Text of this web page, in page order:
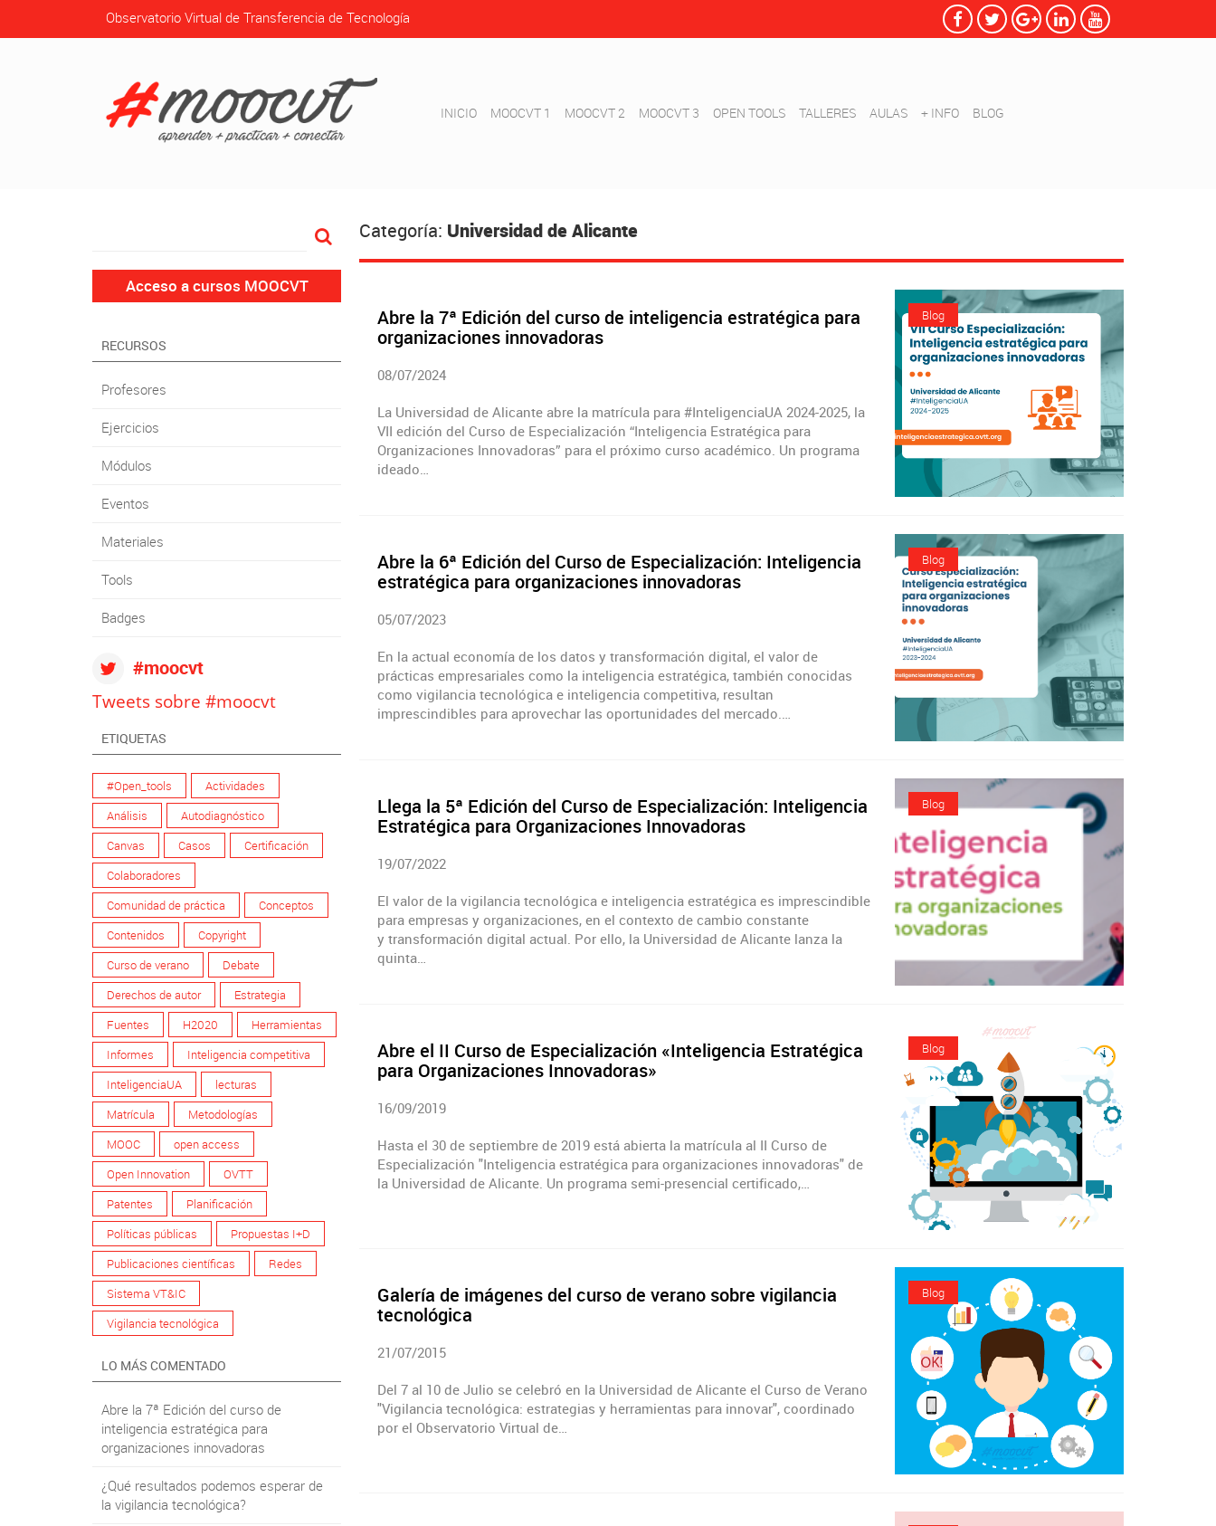
Observatorio Virtual de Transferencia de Tecnología
INICIO MOOCVT 1 MOOCVT 2 MOOCVT 3 OPEN TOOLS TALLERES AULAS + INFO BLOG
Acceso a cursos MOOCVT
RECURSOS
Profesores
Ejercicios
Módulos
Eventos
Materiales
Tools
Badges
#moocvt
Tweets sobre #moocvt
ETIQUETAS
#Open_tools
Actividades
Análisis
Autodiagnóstico
Canvas
Casos
Certificación
Colaboradores
Comunidad de práctica
Conceptos
Contenidos
Copyright
Curso de verano
Debate
Derechos de autor
Estrategia
Fuentes
H2020
Herramientas
Informes
Inteligencia competitiva
InteligenciaUA
lecturas
Matrícula
Metodologías
MOOC
open access
Open Innovation
OVTT
Patentes
Planificación
Políticas públicas
Propuestas I+D
Publicaciones científicas
Redes
Sistema VT&IC
Vigilancia tecnológica
LO MÁS COMENTADO
Abre la 7ª Edición del curso de
inteligencia estratégica para
organizaciones innovadoras
¿Qué resultados podemos esperar de
la vigilancia tecnológica?
Categoría: Universidad de Alicante
Abre la 7ª Edición del curso de inteligencia estratégica para
organizaciones innovadoras
08/07/2024
La Universidad de Alicante abre la matrícula para #InteligenciaUA 2024-2025, la
VII edición del Curso de Especialización “Inteligencia Estratégica para
Organizaciones Innovadoras” para el próximo curso académico. Un programa
ideado…
Blog
Abre la 6ª Edición del Curso de Especialización: Inteligencia
estratégica para organizaciones innovadoras
05/07/2023
En la actual economía de los datos y transformación digital, el valor de
prácticas empresariales como la inteligencia estratégica, también conocidas
como vigilancia tecnológica e inteligencia competitiva, resultan
imprescindibles para aprovechar las oportunidades del mercado.…
Blog
Llega la 5ª Edición del Curso de Especialización: Inteligencia
Estratégica para Organizaciones Innovadoras
19/07/2022
El valor de la vigilancia tecnológica e inteligencia estratégica es imprescindible
para empresas y organizaciones, en el contexto de cambio constante
y transformación digital actual. Por ello, la Universidad de Alicante lanza la
quinta…
Blog
Abre el II Curso de Especialización «Inteligencia Estratégica
para Organizaciones Innovadoras»
16/09/2019
Hasta el 30 de septiembre de 2019 está abierta la matrícula al II Curso de
Especialización "Inteligencia estratégica para organizaciones innovadoras" de
la Universidad de Alicante. Un programa semi-presencial certificado,…
Blog
Galería de imágenes del curso de verano sobre vigilancia
tecnológica
21/07/2015
Del 7 al 10 de Julio se celebró en la Universidad de Alicante el Curso de Verano
"Vigilancia tecnológica: estrategias y herramientas para innovar", coordinado
por el Observatorio Virtual de…
Blog